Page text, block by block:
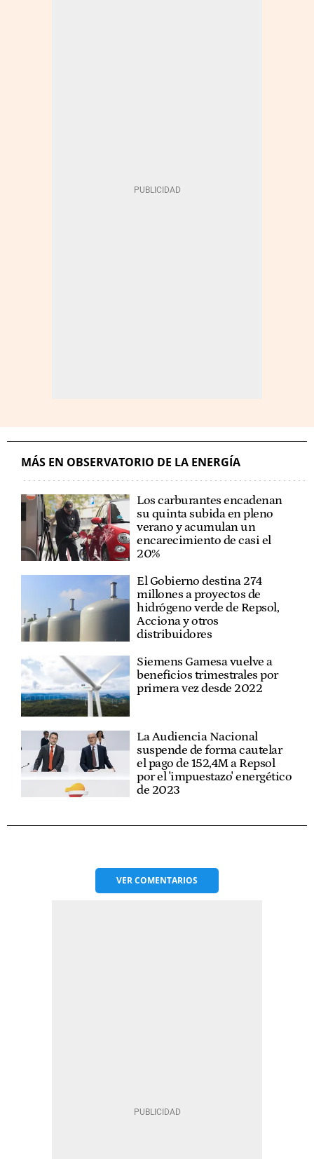
MÁS EN OBSERVATORIO DE LA ENERGÍA
Los carburantes encadenan
su quinta subida en pleno
verano y acumulan un
encarecimiento de casi el
20%
El Gobierno destina 274
millones a proyectos de
hidrógeno verde de Repsol,
Acciona y otros
distribuidores
Siemens Gamesa vuelve a
beneficios trimestrales por
primera vez desde 2022
La Audiencia Nacional
suspende de forma cautelar
el pago de 152,4M a Repsol
por el 'impuestazo' energético
de 2023
VERCOMENTARIOS